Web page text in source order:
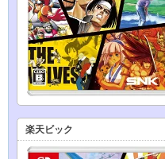
楽天ビック